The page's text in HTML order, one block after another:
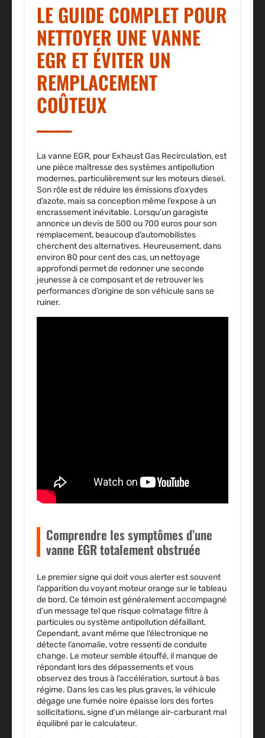
LE GUIDE COMPLET POUR
NETTOYER UNE VANNE
EGR ET ÉVITER UN
REMPLACEMENT
COÛTEUX
La vanne EGR, pour Exhaust Gas Recirculation, est
une pièce maîtresse des systèmes antipollution
modernes, particulièrement sur les moteurs diesel.
Son rôle est de réduire les émissions d’oxydes
d’azote, mais sa conception même l’expose à un
encrassement inévitable. Lorsqu’un garagiste
annonce un devis de 500 ou 700 euros pour son
remplacement, beaucoup d’automobilistes
cherchent des alternatives. Heureusement, dans
environ 80 pour cent des cas, un nettoyage
approfondi permet de redonner une seconde
jeunesse à ce composant et de retrouver les
performances d’origine de son véhicule sans se
ruiner.
Comprendre les symptômes d’une
vanne EGR totalement obstruée
Le premier signe qui doit vous alerter est souvent
l’apparition du voyant moteur orange sur le tableau
de bord. Ce témoin est généralement accompagné
d’un message tel que risque colmatage filtre à
particules ou système antipollution défaillant.
Cependant, avant même que l’électronique ne
détecte l’anomalie, votre ressenti de conduite
change. Le moteur semble étouffé, il manque de
répondant lors des dépassements et vous
observez des trous à l’accélération, surtout à bas
régime. Dans les cas les plus graves, le véhicule
dégage une fumée noire épaisse lors des fortes
sollicitations, signe d’un mélange air-carburant mal
équilibré par le calculateur.